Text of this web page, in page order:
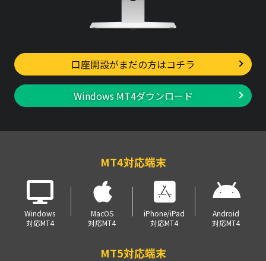
口座開設がまだの方はコチラ
Windows MT4ダウンロード
MT4対応端末
Windows
対応MT4
MacOS
対応MT4
iPhone/iPad
対応MT4
Android
対応MT4
MT5対応端末